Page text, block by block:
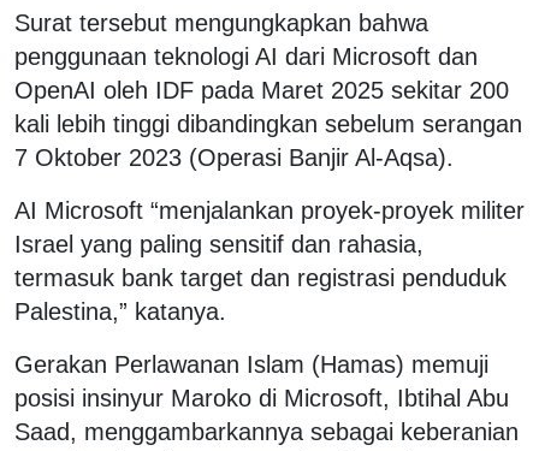
Surat tersebut mengungkapkan bahwa
penggunaan teknologi AI dari Microsoft dan
OpenAI oleh IDF pada Maret 2025 sekitar 200
kali lebih tinggi dibandingkan sebelum serangan
7 Oktober 2023 (Operasi Banjir Al-Aqsa).
AI Microsoft “menjalankan proyek-proyek militer
Israel yang paling sensitif dan rahasia,
termasuk bank target dan registrasi penduduk
Palestina,” katanya.
Gerakan Perlawanan Islam (Hamas) memuji
posisi insinyur Maroko di Microsoft, Ibtihal Abu
Saad, menggambarkannya sebagai keberanian